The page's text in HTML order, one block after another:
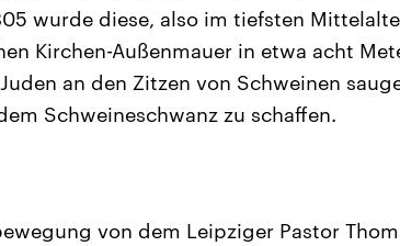
wurde diese, also im tiefsten
Kirchen-Außenmauer in etwa acht
an den Zitzen von Schweinen
Schweineschwanz zu schaffen.
von dem Leipziger Pastor